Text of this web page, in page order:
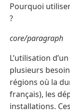
Pourquoi
?
core/paragraph
L’utilisation
plusieurs
régions où la
français), les
installations.